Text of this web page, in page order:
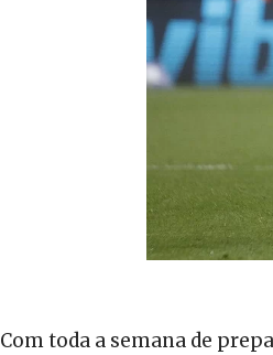
Com toda a semana de